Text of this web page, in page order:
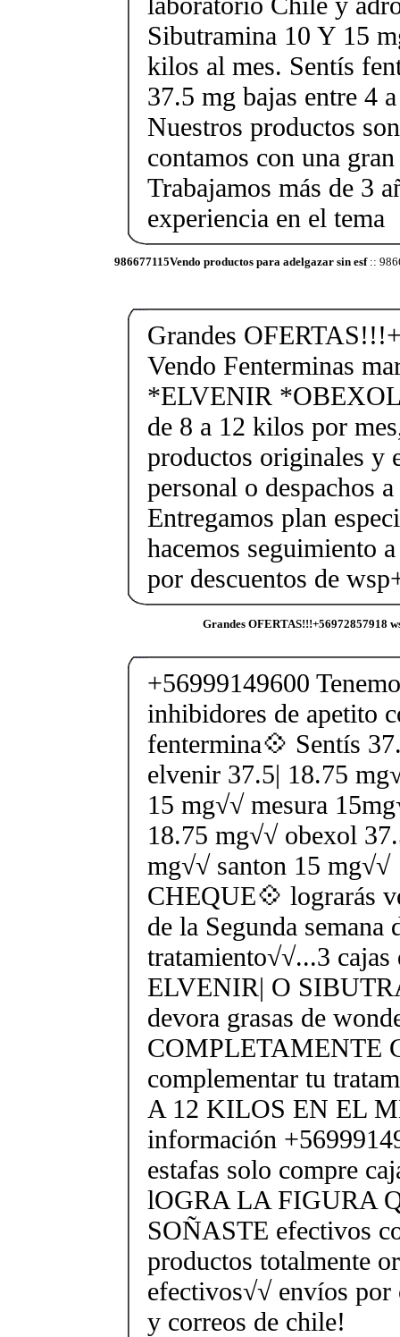
Sibutramina 10 Y 15
kilos al mes. Sentís
37.5 mg bajas entre 4
Nuestros productos
contamos con una
Trabajamos más de 3
experiencia en el tema
986677115Vendo productos para adelgazar sin esf::
Grandes
Vendo Fenterminas
*ELVENIR
de 8 a 12 kilos por
productos originales y
personal o despachos
Entregamos plan
hacemos seguimiento
por descuentos de
Grandes OFERTAS!!!+56972857918
+56999149600
inhibidores de apetito
fentermina💠 Sentís
elvenir 37.5| 18.75
15 mg√√ mesura
18.75 mg√√ obexol
mg√√ santon 15
CHEQUE💠 lograrás
de la Segunda semana
tratamiento√√...3 cajas
ELVENIR| O
devora grasas de
COMPLETAMENTE
complementar tu
A 12 KILOS EN EL
información
estafas solo compre
lOGRA LA FIGURA
SOÑASTE efectivos
productos totalmente
efectivos√√ envíos por
y correos de chile!